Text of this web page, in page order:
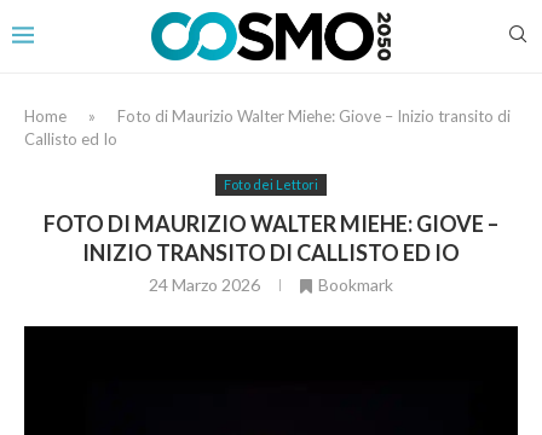
Home »
Foto di Maurizio Walter Miehe: Giove – Inizio transito di
Callisto ed Io
Foto dei Lettori
FOTO DI MAURIZIO WALTER MIEHE: GIOVE –
INIZIO TRANSITO DI CALLISTO ED IO
24 Marzo 2026 Bookmark